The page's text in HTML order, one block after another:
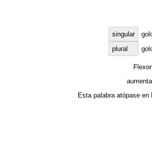
singular
plural
Esta palabra atópase en